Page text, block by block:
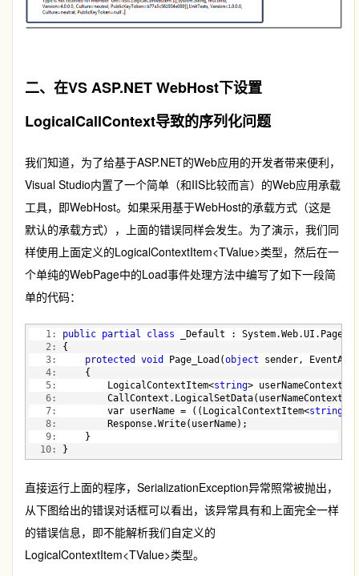
二、在VS ASP.NET WebHost下设置
LogicalCallContext导致的序列化问题
我们知道，为了给基于ASP.NET的Web应用的开发者带来便利，
Visual Studio内置了一个简单（和IIS比较而言）的Web应用承载
工具，即WebHost。如果采用基于WebHost的承载方式（这是
默认的承载方式），上面的错误同样会发生。为了演示，我们同
样使用上面定义的LogicalContextItem<TValue>类型，然后在一
个单纯的WebPage中的Load事件处理方法中编写了如下一段简
单的代码：
   1:
public partial class _Default : System.Web.UI.Page
   2:
{
   3:
protected void Page_Load(object sender,
   4:
     {
   5:
         LogicalContextItem<
string> userNameContext =
   6:
   7:
         var userName = ((LogicalContextItem<
string
   8:
         Response.Write(userName);
   9:
     }
  10:
}
直接运行上面的程序，SerializationException异常照常被抛出，
从下图给出的错误对话框可以看出，该异常具有和上面完全一样
的错误信息，即不能解析我们自定义的
LogicalContextItem<TValue>类型。